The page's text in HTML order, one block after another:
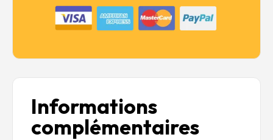
Informations
complémentaires